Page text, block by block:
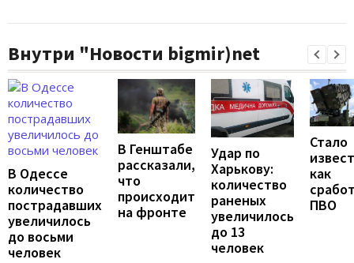
Внутри "Новости bigmir)net
В Одессе
количество
пострадавших
увеличилось
до восьми
человек
В Генштабе
рассказали,
что
происходит
на фронте
Удар по
Харькову:
количество
раненых
увеличилось
до 13
человек
Стало
как
ПВО